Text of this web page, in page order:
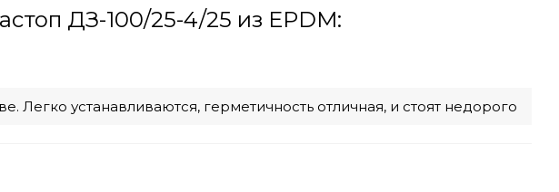
ДЗ-100/25-4/25 из EPDM:
Легко устанавливаются, герметичность отличная, и стоят недорого